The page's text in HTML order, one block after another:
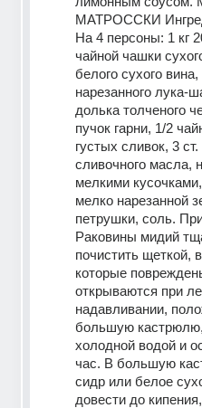
МАТРОССКИ
На 4 персоны: 1 кг
чайной чашки
белого сухого
нарезанного лука-
долька толченого
пучок гарни, 1/2
густых сливок, 3
сливочного масла,
мелкими
мелко нарезанной
петрушки, соль.
Раковины мидий
почистить щеткой,
которые
открываются при
надавливании,
большую
холодной водой и
час. В большую
сидр или белое
довести до